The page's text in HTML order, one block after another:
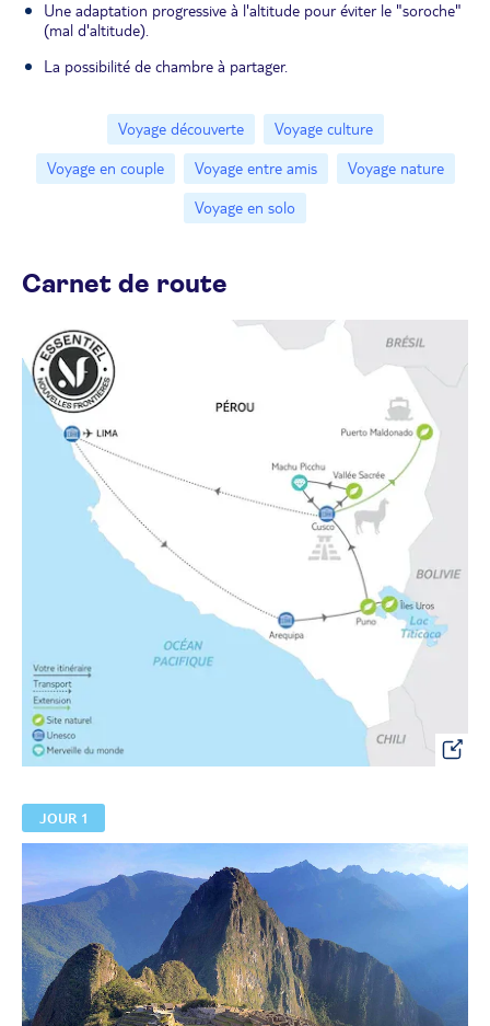
Une adaptation progressive à l'altitude pour éviter le "soroche"
(mal d'altitude).
La possibilité de chambre à partager.
Voyage découverte
Voyage culture
Voyage en couple
Voyage entre amis
Voyage nature
Voyage en solo
Carnet de route
JOUR 1